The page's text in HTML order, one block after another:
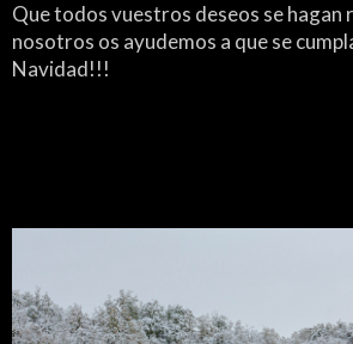
Que todos vuestros deseos se hagan
nosotros os ayudemos a que se
Navidad!!!